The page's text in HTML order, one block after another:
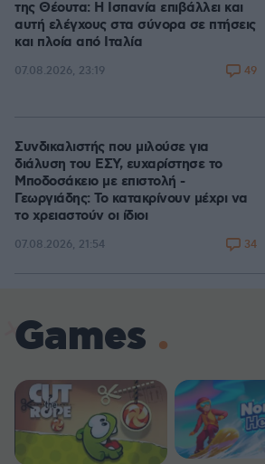
της Θέουτα: Η Ισπανία επιβάλλει και
αυτή ελέγχους στα σύνορα σε πτήσεις
και πλοία από Ιταλία
07.08.2026, 23:19 49
Συνδικαλιστής που μιλούσε για
διάλυση του ΕΣΥ, ευχαρίστησε το
Μποδοσάκειο με επιστολή -
Γεωργιάδης: Το κατακρίνουν μέχρι να
το χρειαστούν οι ίδιοι
07.08.2026, 21:54 34
Games